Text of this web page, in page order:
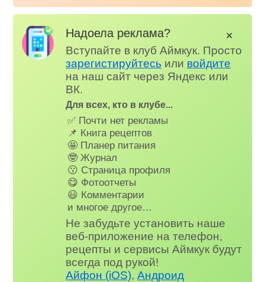
Надоела реклама?
Вступайте в клуб Аймкук. Просто
зарегистируйтесь или войдите
на наш сайт через Яндекс или
ВК.
Для всех, кто в клубе...
✅ Почти нет рекламы
📌 Книга рецептов
🤩 Планер питания
🤓 Журнал
😗 Страница профиля
😋 Фотоотчеты
😃 Комментарии
и многое другое…
Не забудьте установить наше
веб-приложение на телефон,
рецепты и сервисы Аймкук будут
всегда под рукой!
Айфон (iOS),Андроид
✕